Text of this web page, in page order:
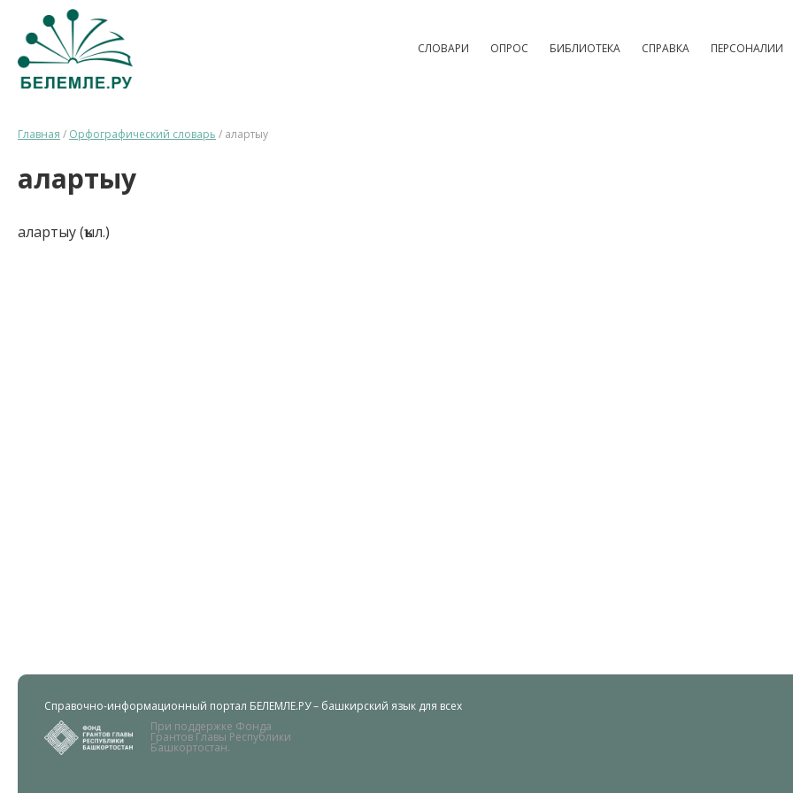
СЛОВАРИ ОПРОС БИБЛИОТЕКА СПРАВКА ПЕРСОНАЛИИ
Главная / Орфографический словарь / алартыу
алартыу
алартыу (ҡыл.)
Справочно-информационный портал БЕЛЕМЛЕ.РУ – башкирский язык для всех
При поддержке Фонда
Грантов Главы Республики
Башкортостан.